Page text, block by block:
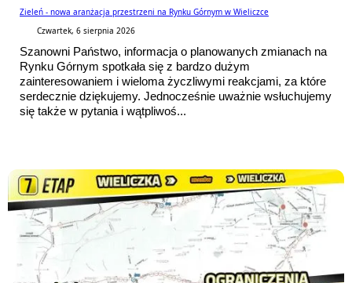
Zieleń - nowa aranżacja przestrzeni na Rynku Górnym w Wieliczce
Czwartek, 6 sierpnia 2026
Szanowni Państwo, informacja o planowanych zmianach na
Rynku Górnym spotkała się z bardzo dużym
zainteresowaniem i wieloma życzliwymi reakcjami, za które
serdecznie dziękujemy. Jednocześnie uważnie wsłuchujemy
się także w pytania i wątpliwoś...